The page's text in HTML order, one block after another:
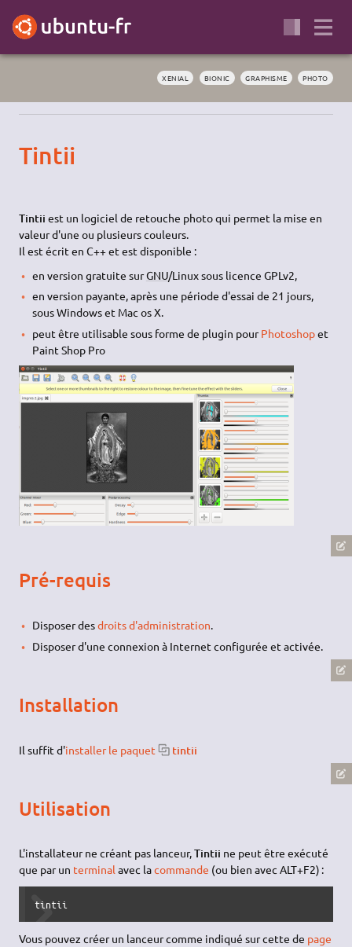
XENIAL BIONIC GRAPHISME PHOTO
Tintii
Tintii est un logiciel de retouche photo qui permet la mise en
valeur d'une ou plusieurs couleurs.
Il est écrit en C++ et est disponible :
en version gratuite surGNU/Linux sous licence GPLv2,
en version payante, après une période d'essai de 21 jours,
sous Windows et Mac os X.
peut être utilisable sous forme de plugin pourPhotoshopet
Paint Shop Pro
Pré-requis
Disposer desdroits d'administration.
Disposer d'une connexion à Internet configurée et activée.
Installation
Il suffit d'installer le paquet tintii
Utilisation
L'installateur ne créant pas lanceur,Tintii ne peut être exécuté
que par un terminal avec lacommande (ou bien avec ALT+F2) :
tintii
Vous pouvez créer un lanceur comme indiqué sur cette de page